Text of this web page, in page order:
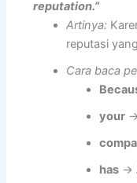
reputation.”
Artinya:
reputasi
Cara baca
your
has →